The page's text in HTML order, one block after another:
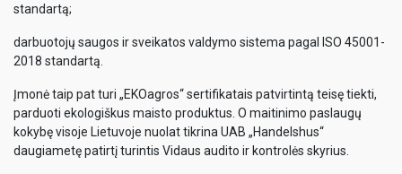
standartą;
darbuotojų saugos ir sveikatos valdymo sistema pagal ISO 45001-
2018 standartą.
Įmonė taip pat turi „EKOagros“ sertifikatais patvirtintą teisę tiekti,
parduoti ekologiškus maisto produktus. O maitinimo paslaugų
kokybę visoje Lietuvoje nuolat tikrina UAB „Handelshus“
daugiametę patirtį turintis Vidaus audito ir kontrolės skyrius.